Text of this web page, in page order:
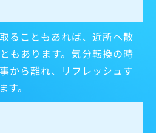
ることもあれば、近所へ散
もあります。気分転換の時
から離れ、リフレッシュす
。